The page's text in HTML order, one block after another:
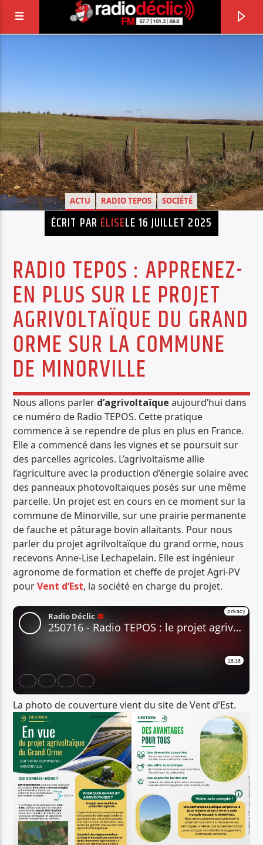
LORRAINE
PISTE ACTUELLE
IMPRESSIONS JAZZ
TOUTE L'ACTUALITÉ DES JAZZ
Radio Déclic
ACTU RADIO TEPOS SOCIÉTÉ
ÉCRIT PAR ÉLISELE 16 JUILLET 2025
RADIO TEPOS : APPRENEZ-
EN PLUS SUR LE PROJET
AGRIVOLTAÏQUE DU GRAND
ORME SUR LA COMMUNE
DE MINORVILLE
Nous allons parler d’agrivoltaïqueaujourd’hui dans
ce numéro de Radio TEPOS. Cette pratique
commence à se rependre de plus en plus en France.
Elle a commencé dans les vignes et se poursuit sur
des parcelles agricoles. L’agrivoltaïsme allie
l’agriculture avec la production d’énergie solaire avec
des panneaux photovoltaïques posés sur une même
parcelle. Un projet est en cours en ce moment sur la
commune de Minorville, sur une prairie permanente
de fauche et pâturage bovin allaitants. Pour nous
parler du projet agrilvoltaïque du grand orme, nous
recevons Anne-Lise Lechapelain. Elle est ingénieur
agronome de formation et cheffe de projet Agri-PV
pourVent d’Est, la société en charge du projet.
La photo de couverture vient du site de Vent d’Est.